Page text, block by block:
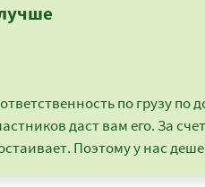
по грузу по
даст вам его. За
Поэтому у нас